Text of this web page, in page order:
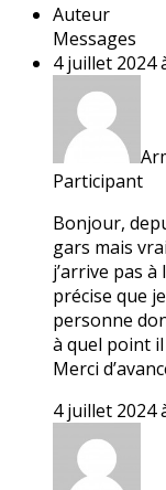
Auteur
Messages
4 juillet 2024
Participant
Bonjour,
gars mais
j’arrive pas
précise que
personne
à quel point
Merci
4 juillet 2024